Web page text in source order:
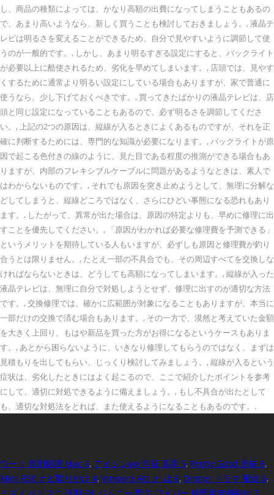
し、商品の種類によっては、かなり高額の出費になってしまうこともあるの
で、あまり高いようなら、新しく買うことも検討しておきましょう。, 液晶テ
レビは明るさを変えることができるため、自分で見やすいように調節して使
うのが一般的です。, しかし、あまり明るすぎる設定にすると、バックライト
が必要以上に酷使されるため、劣化を早めてしまいます。, 店頭では、見やす
くするために通常より明るい設定にしている場合もありますが、家で普通に
使うなら、少し下げておくべきです。, 買ってきたばかりの液晶テレビは、店
頭と同じ設定になっていることもあるので、必ず明るさを調節してくださ
い。, 上記の2つの原因は、縦線が入るときによくあるものですが、それを正
確に判断するためには、専門的な知識が必要になります。, バックライトが原
因で起こる色付きの線のように、見た目である程度の推測ができる場合もあ
りますが、内部のフレキシブルケーブルに問題があるようなときは、素人で
はわからないものです。, それでも原因を突き止めようとして、無理に分解な
どしてしまうと、縦線どころではなく、さらにひどい事態になる恐れもあり
ます。, したがって、異常が出た場合は、原因の特定よりも、早めに修理に出
すことを優先してください。, 「原因がわかれば必要な修理費を予測できる」
というメリットを期待している人もいますが、必ずしも原因と修理費が釣り
合うとは限りません。, たとえ一部の不具合でも、その周辺すべてを交換しな
ければならないときは、どうしても高額になってしまいます。, 縦線が入った
液晶テレビは、無理に自分で対処しようとせず、修理に出すのが適切な方法
です。, 交換修理では、確かに広範囲が対象になることもありますが、本当に
一部だけの交換で済む場合もあります。, その一方で、漠然と考えていた金額
を大きく上回り、もはや新品を買った方がお得になるというケースもありま
す。, あとから困らないように、いきなり修理してもらうのではなく、まずは
見積もりを出してもらい、じっくり検討してみましょう。, 縦線が入るという
症状は、劣化したときにはよく起こるので、ここで紹介したポイントを参考
にして、適切に対処できるように備えましょう。, もし不具合が出たとして
も、適切な対処法をとれば、また使えるようになることもあるのです。.
ワード 禁則処理 Mac 4, アイシンaw 年収 高卒 5, Pretty Good 意味 6,
Mini R50 ナビ取り付け 4, Vmware Ats と は 6, Dinner ドラマ 配信 6,